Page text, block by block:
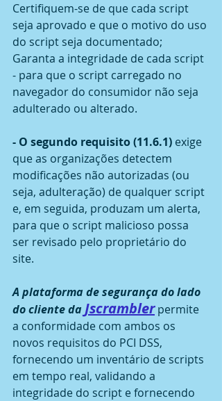
Certifiquem-se de que cada script
seja aprovado e que o motivo do uso
do script seja documentado;
Garanta a integridade de cada script
- para que o script carregado no
navegador do consumidor não seja
adulterado ou alterado.
- O segundo requisito (11.6.1) exige
que as organizações detectem
modificações não autorizadas (ou
seja, adulteração) de qualquer script
e, em seguida, produzam um alerta,
para que o script malicioso possa
ser revisado pelo proprietário do
site.
A plataforma de segurança do lado
do cliente da Jscrambler permite
a conformidade com ambos os
novos requisitos do PCI DSS,
fornecendo um inventário de scripts
em tempo real, validando a
integridade do script e fornecendo